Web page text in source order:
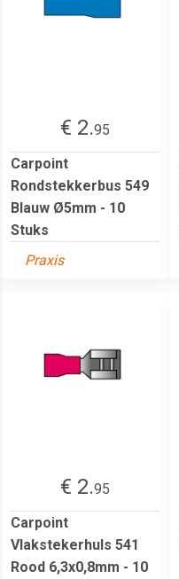
€ 2.95
Carpoint
Rondstekkerbus 549
Blauw Ø5mm - 10
Stuks
Praxis
€ 2.95
Carpoint
Vlakstekerhuls 541
Rood 6,3x0,8mm - 10